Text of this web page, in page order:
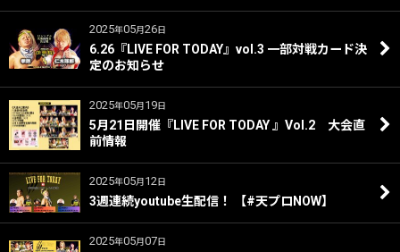
2025年05月26日
6.26『LIVE FOR TODAY』vol.3 一部対戦カード決
定のお知らせ
2025年05月 19日
5月21日開催『LIVE FOR TODAY 』Vol.2 大会直
前情報
2025年05月 12 日
3週連続youtube生配信！ 【#天プロNOW】
2025年05月07日